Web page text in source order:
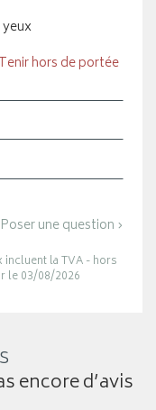
hors de portée
Poser une question ›
la TVA - hors
le 03/08/2026
encore d’avis